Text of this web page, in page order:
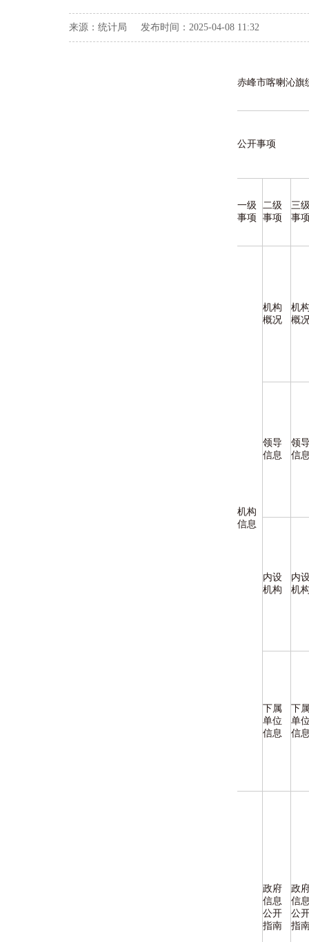
来源：统计局 发布时间：2025-04-08 11:32
赤峰市喀喇沁旗
公开事项
一级
事项
二级
事项
三
事
机构
信息
机构
概况
机
概
领导
信息
领
信
内设
机构
内
机
下属
单位
信息
下
单
信
政府
信息
公开
指南
政
信
公
指